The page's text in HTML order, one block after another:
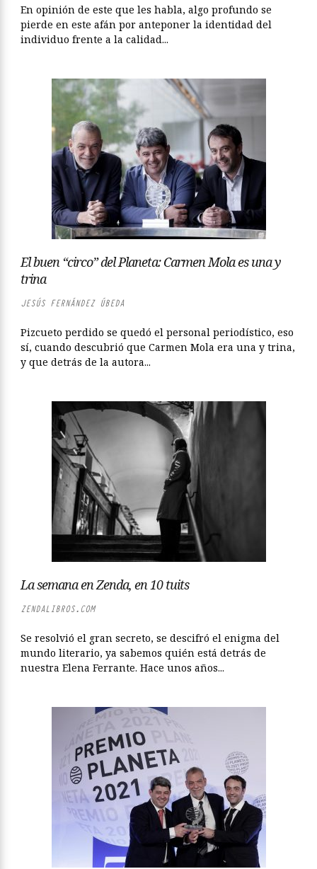
En opinión de este que les habla, algo profundo se
pierde en este afán por anteponer la identidad del
individuo frente a la calidad...
El buen “circo” del Planeta: Carmen Mola es una y
trina
JESÚS FERNÁNDEZ ÚBEDA
Pizcueto perdido se quedó el personal periodístico, eso
sí, cuando descubrió que Carmen Mola era una y trina,
y que detrás de la autora...
La semana en Zenda, en 10 tuits
ZENDALIBROS.COM
Se resolvió el gran secreto, se descifró el enigma del
mundo literario, ya sabemos quién está detrás de
nuestra Elena Ferrante. Hace unos años...